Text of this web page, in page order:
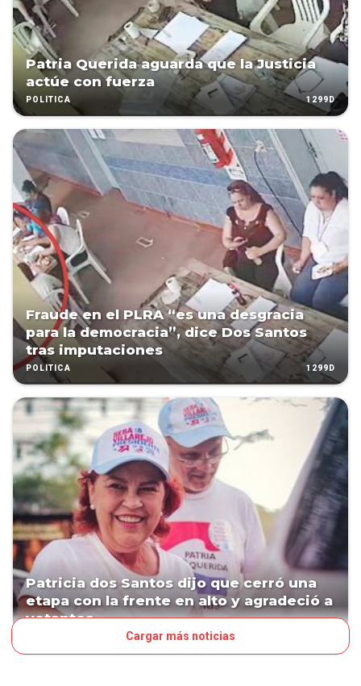
Patria Querida aguarda que la Justicia
actúe con fuerza
POLÍTICA 1299D
Fraude en el PLRA “es una desgracia
para la democracia”, dice Dos Santos
tras imputaciones
POLÍTICA 1299D
Patricia dos Santos dijo que cerró una
etapa con la frente en alto y agradeció a
votantes
Cargar más noticias